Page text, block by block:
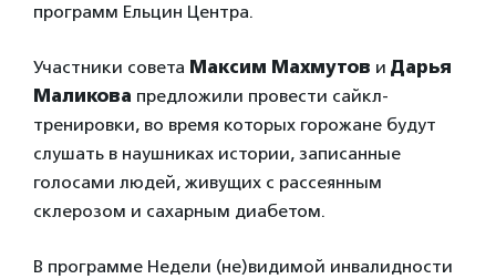
программ Ельцин Центра.
Участники совета Максим Махмутов и Дарья
Маликова предложили провести сайкл-
тренировки, во время которых горожане будут
слушать в наушниках истории, записанные
голосами людей, живущих с рассеянным
склерозом и сахарным диабетом.
В программе Недели (не)видимой инвалидности